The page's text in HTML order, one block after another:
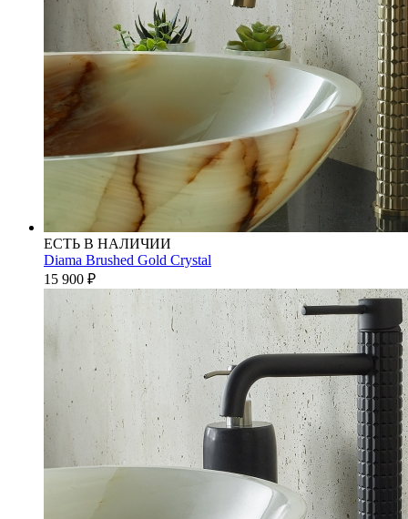
ЕСТЬ В НАЛИЧИИ
Diama Brushed Gold Crystal
15 900 ₽